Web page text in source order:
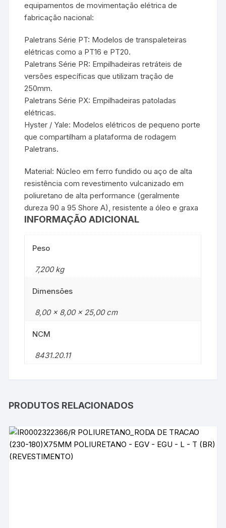
equipamentos de movimentação elétrica de
fabricação nacional:
Paletrans Série PT: Modelos de transpaleteiras
elétricas como a PT16 e PT20.
Paletrans Série PR: Empilhadeiras retráteis de
versões específicas que utilizam tração de
250mm.
Paletrans Série PX: Empilhadeiras patoladas
elétricas.
Hyster / Yale: Modelos elétricos de pequeno porte
que compartilham a plataforma de rodagem
Paletrans.
Material: Núcleo em ferro fundido ou aço de alta
resistência com revestimento vulcanizado em
poliuretano de alta performance (geralmente
dureza 90 a 95 Shore A), resistente a óleo e graxa
INFORMAÇÃO ADICIONAL
Peso
7,200 kg
Dimensões
8,00 × 8,00 × 25,00 cm
NCM
8431.20.11
PRODUTOS RELACIONADOS